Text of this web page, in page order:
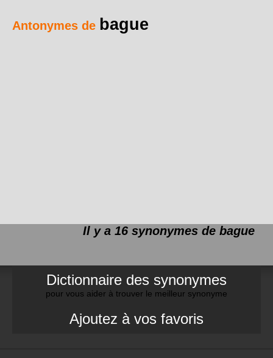
Antonymes de bague
Il y a 16 synonymes de bague
Dictionnaire des synonymes
pour vous aider à trouver le meilleur synonyme
Ajoutez à vos favoris